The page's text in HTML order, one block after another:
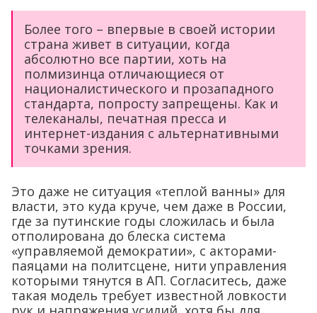
Более того – впервые в своей истории
страна живет в ситуации, когда
абсолютно все партии, хоть на
полмизинца отличающиеся от
националистического и прозападного
стандарта, попросту запрещены. Как и
телеканалы, печатная пресса и
интернет-издания с альтернативными
точками зрения.
Это даже не ситуация «теплой ванны» для
власти, это куда круче, чем даже в России,
где за путинские годы сложилась и была
отполирована до блеска система
«управляемой демократии», с акторами-
паяцами на политсцене, нити управления
которыми тянутся в АП. Согласитесь, даже
такая модель требует известной ловкости